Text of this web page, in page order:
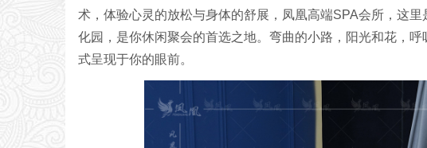
术，体验心灵的放松与身体的舒展，凤凰高端SPA会所，这
化园，是你休闲聚会的首选之地。弯曲的小路，阳光和花，
式呈现于你的眼前。